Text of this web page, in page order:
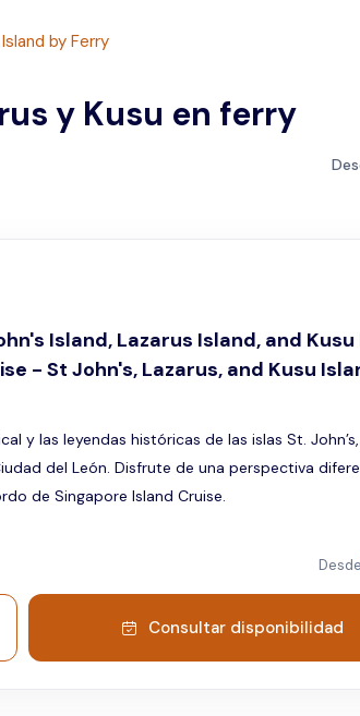
by Ferry
y Kusu en ferry
Island, Lazarus Island, and
- St John's, Lazarus, and Kusu
y las leyendas históricas de las islas St.
del León. Disfrute de una perspectiva
de Singapore Island Cruise.
Desde
Consultar disponibilidad